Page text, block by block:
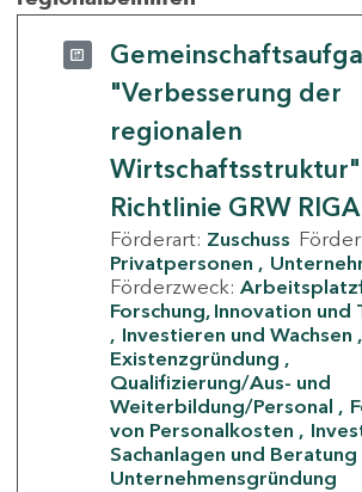
"Verbesserung der
regionalen
Richtlinie GRW RIGA
Förderart: Zuschuss
Privatpersonen
Förderzweck:
Forschung, Innovation und
Investieren und Wachsen
Existenzgründung
Qualifizierung/Aus- und
Weiterbildung/Personal
von Personalkosten
Sachanlagen und Beratung
Unternehmensgründung